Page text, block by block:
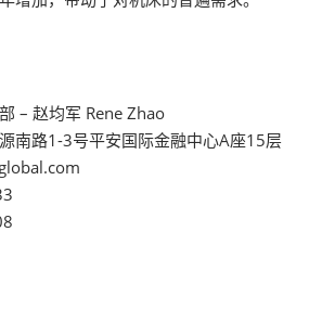
– 赵均军 Rene Zhao
南路1-3号平安国际金融中心A座15层